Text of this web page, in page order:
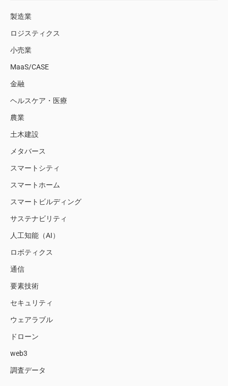
製造業
ロジスティクス
小売業
MaaS/CASE
金融
ヘルスケア・医療
農業
土木建設
メタバース
スマートシティ
スマートホーム
スマートビルディング
サステナビリティ
人工知能（AI）
ロボティクス
通信
要素技術
セキュリティ
ウェアラブル
ドローン
web3
調査データ